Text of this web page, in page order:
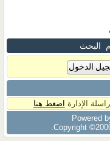
البحث
الإدارة اضغط هنا
Powered
Copyright